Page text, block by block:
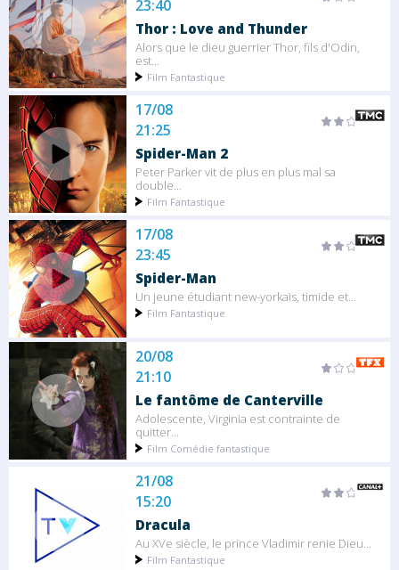
23:40
Thor : Love and Thunder
Alors que le dieu guerrier Thor, fils d'Odin,
est...
Film Fantastique
17/08
21:25
Spider-Man 2
Peter Parker vit de plus en plus mal sa
double...
Film Fantastique
17/08
23:45
Spider-Man
Un jeune étudiant new-yorkais, timide et...
Film Fantastique
20/08
21:10
Le fantôme de Canterville
Adolescente, Virginia est contrainte de
quitter...
Film Comédie fantastique
21/08
15:20
Dracula
Au XVe siècle, le prince Vladimir renie Dieu...
Film Fantastique